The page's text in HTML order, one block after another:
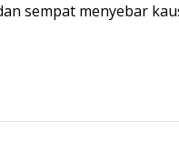
sempat menyebar